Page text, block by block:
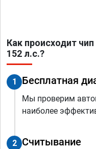
Как происходит
152 л.с.?
1 Бесплатная
Мы проверим
наиболее
2 Считывание